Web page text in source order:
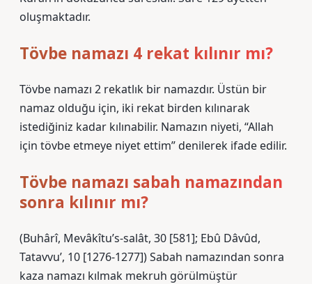
oluşmaktadır.
Tövbe namazı 4 rekat kılınır mı?
Tövbe namazı 2 rekatlık bir namazdır. Üstün bir
namaz olduğu için, iki rekat birden kılınarak
istediğiniz kadar kılınabilir. Namazın niyeti, “Allah
için tövbe etmeye niyet ettim” denilerek ifade edilir.
Tövbe namazı sabah namazından
sonra kılınır mı?
(Buhârî, Mevâkîtu’s-salât, 30 [581]; Ebû Dâvûd,
Tatavvu’, 10 [1276-1277]) Sabah namazından sonra
kaza namazı kılmak mekruh görülmüştür